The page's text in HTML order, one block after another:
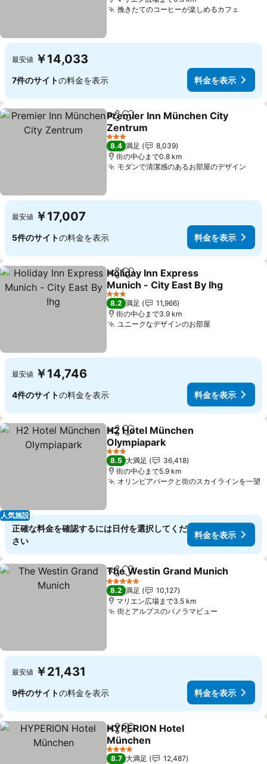
挽きたてのコーヒーが楽しめるカフェ
最安値 ￥14,033
7件のサイトの料金を表示 料金を表示
シェアお気に入りに追加
Premier Inn München City
Zentrum
料金を表示
3 ホテルのランク
8.4 満足
8,039
街の中心まで0.8 km
モダンで清潔感のあるお部屋のデザイン
最安値 ￥17,007
5件のサイトの料金を表示 料金を表示
シェアお気に入りに追加
Holiday Inn Express
Munich - City East By Ihg
料金を表示
3 ホテルのランク
8.2 満足
11,966
街の中心まで3.9 km
ユニークなデザインのお部屋料金を表示
最安値 ￥14,746
4件のサイトの料金を表示 料金を表示
人気施設
シェアお気に入りに追加
H2 Hotel München
Olympiapark
料金を表示
3 ホテルのランク
8.5 大満足
36,418
街の中心まで5.9 km
オリンピアパークと街のスカイラインを一望
正確な料金を確認するには日付を選択してくだ
さい
料金を表示
シェアお気に入りに追加
The Westin Grand Munich
5 ホテルのランク
8.2 満足
10,127
マリエン広場まで3.5 km
街とアルプスのパノラマビュー
最安値 ￥21,431
9件のサイトの料金を表示 料金を表示
シェアお気に入りに追加
HYPERION Hotel
München
料金を表示
4 ホテルのランク
8.7 大満足 12,487